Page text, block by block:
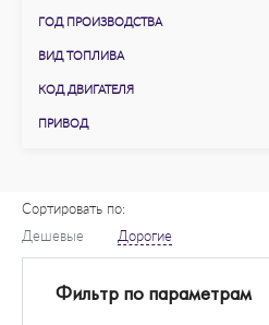
ГОД ПРОИЗВОДСТВА
ВИД ТОПЛИВА
КОД ДВИГАТЕЛЯ
ПРИВОД
Сортировать по:
Дешевые
Дорогие
Фильтр по параметрам